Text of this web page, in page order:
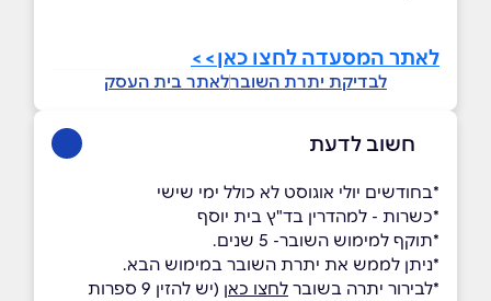
לאתר המסעדה לחצו כאן>>
לבדיקת יתרת השוברלאתר בית העסק
חשוב לדעת
*בחודשים יולי אוגוסט לא כולל ימי שישי
*כשרות - למהדרין בד"ץ בית יוסף
*תוקף למימוש השובר- 5 שנים.
*ניתן לממש את יתרת השובר במימוש הבא.
*לבירור יתרה בשובר לחצו כאן
(יש להזין 9 ספרות